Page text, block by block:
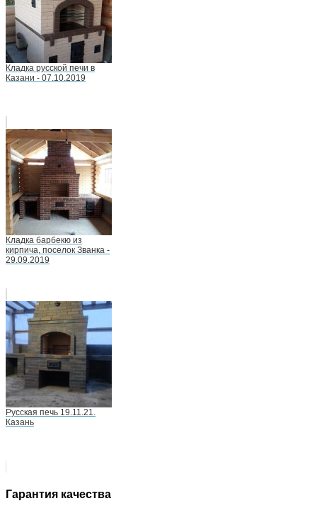
Кладка русской печи в
Казани - 07.10.2019
Кладка барбекю из
кирпича, поселок Званка -
29.09.2019
Русская печь 19.11.21.
Казань
Гарантия качества